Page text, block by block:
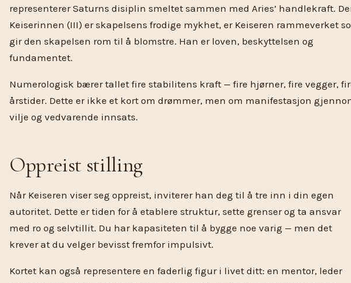
representerer Saturns disiplin smeltet sammen med Aries’ handlekraft.
Keiserinnen (III) er skapelsens frodige mykhet, er Keiseren rammeverket
gir den skapelsen rom til å blomstre. Han er loven, beskyttelsen og
fundamentet.
Numerologisk bærer tallet fire stabilitens kraft — fire hjørner, fire vegger,
årstider. Dette er ikke et kort om drømmer, men om manifestasjon
vilje og vedvarende innsats.
Oppreist stilling
Når Keiseren viser seg oppreist, inviterer han deg til å tre inn i din egen
autoritet. Dette er tiden for å etablere struktur, sette grenser og ta ansvar
med ro og selvtillit. Du har kapasiteten til å bygge noe varig — men det
krever at du velger bevisst fremfor impulsivt.
Kortet kan også representere en faderlig figur i livet ditt: en mentor, leder